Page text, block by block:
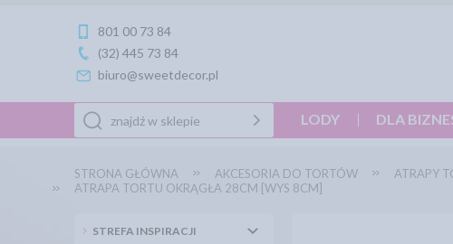
801 00 73 84
(32) 445 73 84
biuro@sweetdecor.pl
LODY DLA
STRONA GŁÓWNA AKCESORIA DO TORTÓW ATRAPY
ATRAPA TORTU OKRĄGŁA 28CM [WYS 8CM]
STREFA INSPIRACJI